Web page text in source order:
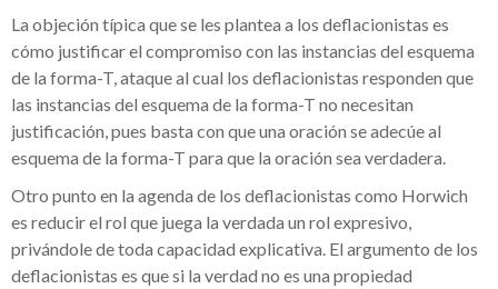
La objeción típica que se les plantea a los deflacionistas es
cómo justificar el compromiso con las instancias del esquema
de la forma-T, ataque al cual los deflacionistas responden que
las instancias del esquema de la forma-T no necesitan
justificación, pues basta con que una oración se adecúe al
esquema de la forma-T para que la oración sea verdadera.
Otro punto en la agenda de los deflacionistas como Horwich
es reducir el rol que juega la verdada un rol expresivo,
privándole de toda capacidad explicativa. El argumento de los
deflacionistas es que si la verdad no es una propiedad